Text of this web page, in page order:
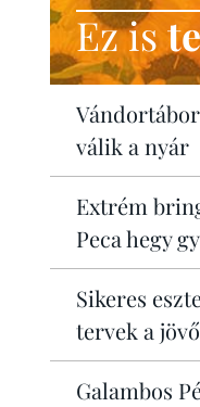
Ez is
válik a nyár
Extrém
Peca hegy
Sikeres
tervek a
Galambos